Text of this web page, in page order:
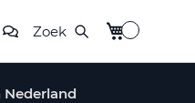
Zoek Winkelwagen
Nederland